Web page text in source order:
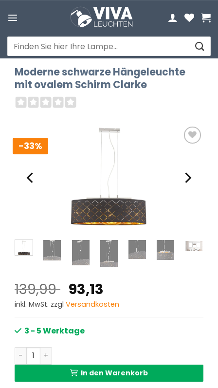
Inhalt
Suchen
nach:
Moderne schwarze Hängeleuchte
mit ovalem Schirm Clarke
-33%
139,99 Ursprünglicher
Preis
139,99 €
93,13
Preis
inkl. MwSt. zzgl Versandkosten
3 - 5 Werktage
Moderne schwarze Hängeleuchte mit ovalem Schirm
In den Warenkorb